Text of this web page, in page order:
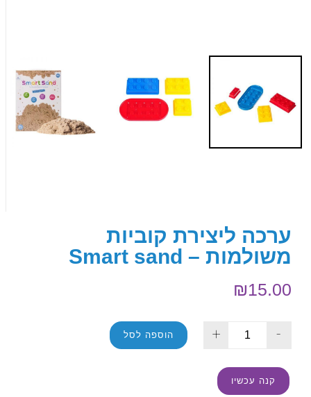
ערכה ליצירת קוביות
משולמות – Smart sand
₪15.00
-
+ הוספה לסל
קנה עכשיו